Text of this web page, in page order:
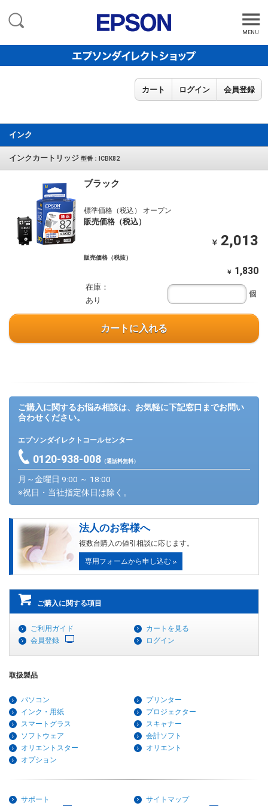
MENU
カート ログイン 会員登録
インク
インクカートリッジ 型番：ICBK82
ブラック
標準価格（税込） オープン
販売価格（税込）
￥ 2,013
販売価格（税抜）
￥ 1,830
在庫：
あり
個
カートに入れる
ご購入に関するお悩み相談は、お気軽に下記窓口までお問い
合わせください。
エプソンダイレクトコールセンター
0120-938-008（通話料無料）
月～金曜日 9:00 ～ 18:00
※祝日・当社指定休日は除く。
法人のお客様へ
複数台購入の値引相談に応じます。
専用フォームから申し込む
ご購入に関する項目
ご利用ガイド
カートを見る
会員登録
ログイン
取扱製品
パソコン
プリンター
インク・用紙
プロジェクター
スマートグラス
スキャナー
ソフトウェア
会計ソフト
オリエントスター
オリエント
オプション
サポート サイトマップ